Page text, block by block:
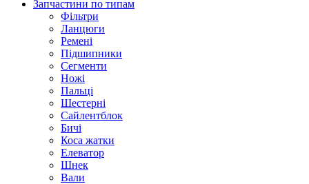
Запчастини по типам
Фільтри
Ланцюги
Ремені
Підшипники
Сегменти
Ножі
Пальці
Шестерні
Сайлентблок
Бичі
Коса жатки
Елеватор
Шнек
Вали